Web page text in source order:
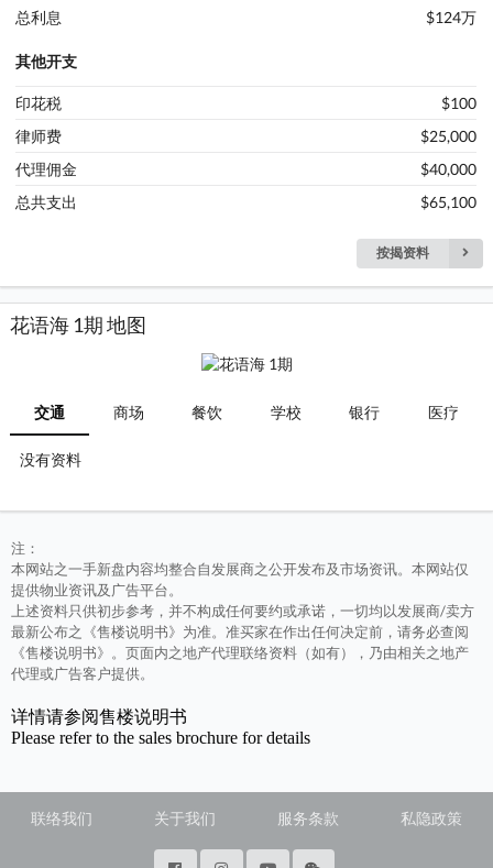
总利息
$124万
其他开支
印花税
$100
律师费
$25,000
代理佣金
$40,000
总共支出
$65,100
按揭资料
花语海 1期 地图
交通 商场 餐饮 学校 银行 医疗
没有资料
注：
本网站之一手新盘内容均整合自发展商之公开发布及市场资讯。本网站仅
提供物业资讯及广告平台。
上述资料只供初步参考，并不构成任何要约或承诺，一切均以发展商/卖方
最新公布之《售楼说明书》为准。准买家在作出任何决定前，请务必查阅
《售楼说明书》。页面内之地产代理联络资料（如有），乃由相关之地产
代理或广告客户提供。
详情请参阅售楼说明书
Please refer to the sales brochure for details
联络我们 关于我们 服务条款 私隐政策